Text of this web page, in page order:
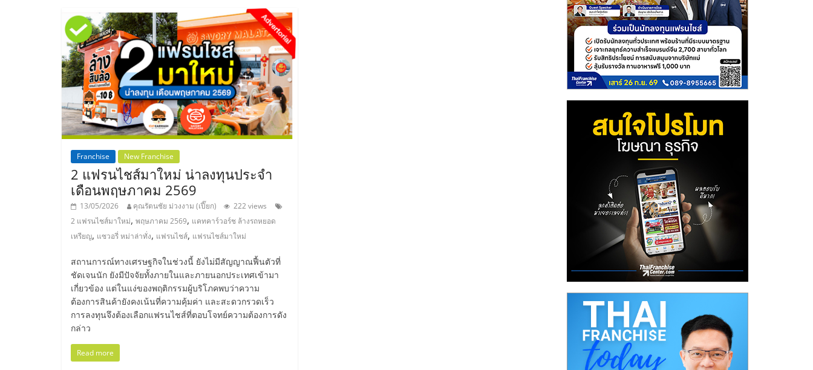
ไชส์,
ที่
ปรึกษา
แฟ
รน
ไชส์,
รวม
แฟ
รน
ไชส์
ขาย
Franchise New Franchise
2 แฟรนไชส์มาใหม่ น่าลงทุนประจำ
เดือนพฤษภาคม 2569
13/05/2026 คุณรัตนชัย ม่วงงาม (เปี๊ยก)
222 views
2 แฟรนไชส์มาใหม่, พฤษภาคม 2569, แคทคาร์วอร์ช ล้างรถหยอด
เหรียญ, แซวอรี่ หม่าล่าทั่ง, แฟรนไชส์, แฟรนไชส์มาใหม่
สถานการณ์ทางเศรษฐกิจในช่วงนี้ ยังไม่มีสัญญาณฟื้นตัวที่
ชัดเจนนัก ยังมีปัจจัยทั้งภายในและภายนอกประเทศเข้ามา
เกี่ยวข้อง แต่ในแง่ของพฤติกรรมผู้บริโภคพบว่าความ
ต้องการสินค้ายังคงเน้นที่ความคุ้มค่า และสะดวกรวดเร็ว
การลงทุนจึงต้องเลือกแฟรนไชส์ที่ตอบโจทย์ความต้องการดัง
กล่าว
Read more